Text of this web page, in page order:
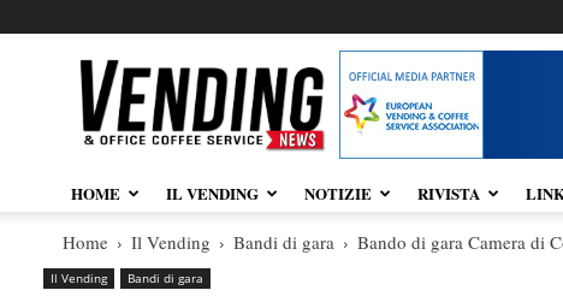
Vendingnews.it
HOME IL VENDING NOTIZIE RIVISTA
Home Il Vending Bandi di gara Bando di gara Camera di
Il Vending Bandi di gara